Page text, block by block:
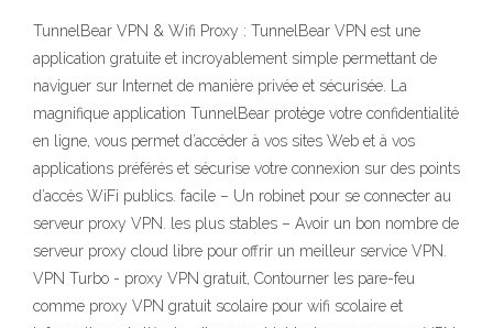
TunnelBear VPN & Wifi Proxy : TunnelBear VPN est une
application gratuite et incroyablement simple permettant de
naviguer sur Internet de manière privée et sécurisée. La
magnifique application TunnelBear protège votre confidentialité
en ligne, vous permet d’accéder à vos sites Web et à vos
applications préférés et sécurise votre connexion sur des points
d’accès WiFi publics. facile – Un robinet pour se connecter au
serveur proxy VPN. les plus stables – Avoir un bon nombre de
serveur proxy cloud libre pour offrir un meilleur service VPN.
VPN Turbo - proxy VPN gratuit, Contourner les pare-feu
comme proxy VPN gratuit scolaire pour wifi scolaire et